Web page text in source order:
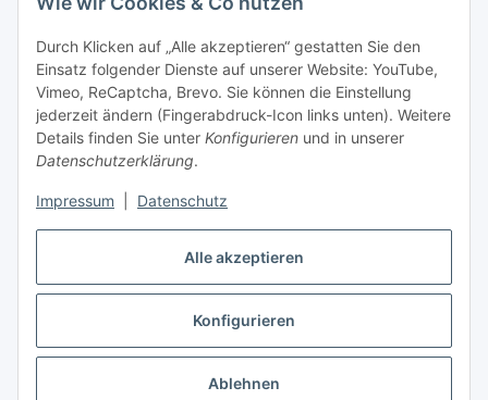
Alle akzeptieren
Konfigurieren
Ablehnen
Durch Klicken auf „Alle akzeptieren“ gestatten Sie den
Einsatz folgender Dienste auf unserer Website: YouTube,
Vimeo, ReCaptcha, Brevo. Sie können die Einstellung
jederzeit ändern (Fingerabdruck-Icon links unten). Weitere
Details finden Sie unter Konfigurieren und in unserer
Datenschutzerklärung.
Impressum Datenschutz
Vertrag widerrufen
* Alle Preise inkl. gesetzlicher USt., zzgl.Versand